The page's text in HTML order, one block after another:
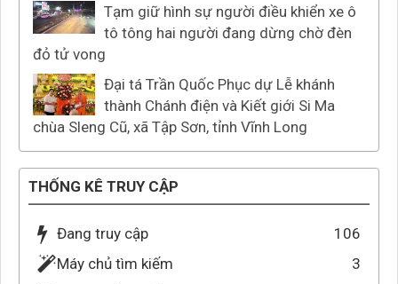
Tạm giữ hình sự người điều khiển xe ô
tô tông hai người đang dừng chờ đèn
đỏ tử vong
Đại tá Trần Quốc Phục dự Lễ khánh
thành Chánh điện và Kiết giới Si Ma
chùa Sleng Cũ, xã Tập Sơn, tỉnh Vĩnh Long
THỐNG KÊ TRUY CẬP
Đang truy cập
106
Máy chủ tìm kiếm
3